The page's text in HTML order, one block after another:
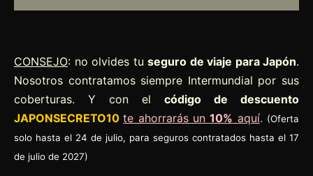
CONSEJO: no olvides tu seguro de viaje para Japón.
Nosotros contratamos siempre Intermundial por sus
coberturas. Y con el código de descuento
JAPONSECRETO10 te ahorrarás un10% aquí. (Oferta
solo hasta el 24 de julio, para seguros contratados hasta el 17
de julio de 2027)